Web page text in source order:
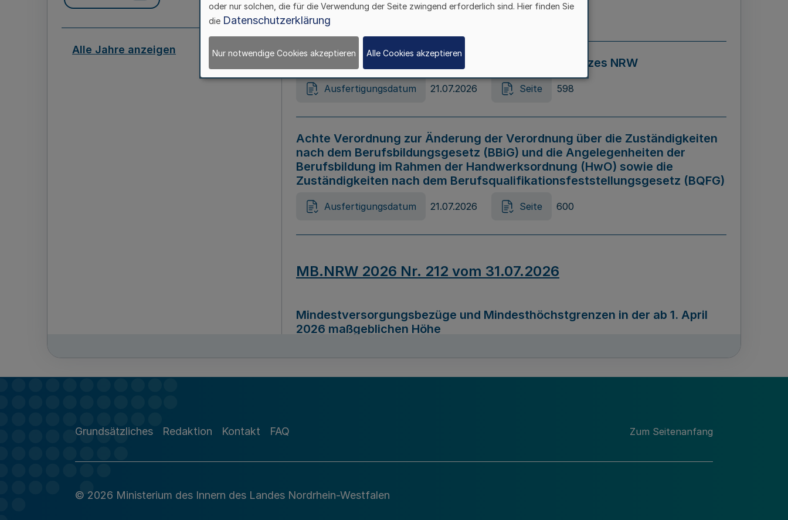
Alle Jahre anzeigen
Ausfertigungsdatum 21.07.2026 Seite 595
Gesetz zur Änderung des Online-Casinospiel Gesetzes NRW
Ausfertigungsdatum 21.07.2026 Seite 598
Achte Verordnung zur Änderung der Verordnung über die Zuständigkeiten
nach dem Berufsbildungsgesetz (BBiG) und die Angelegenheiten der
Berufsbildung im Rahmen der Handwerksordnung (HwO) sowie die
Zuständigkeiten nach dem Berufsqualifikationsfeststellungsgesetz (BQFG)
Ausfertigungsdatum 21.07.2026 Seite 600
MB.NRW 2026 Nr. 212 vom 31.07.2026
Mindestversorgungsbezüge und Mindesthöchstgrenzen in der ab 1. April
2026 maßgeblichen Höhe
Richtlinie zur Durchführung des Förderprogramms „Mittelstand Innovativ &
Grundsätzliches Redaktion Kontakt FAQ Zum Seitenanfang
© 2026 Ministerium des Innern des Landes Nordrhein-Westfalen
oder nur solchen, die für die Verwendung der Seite zwingend erforderlich sind. Hier finden Sie
die Datenschutzerklärung
Nur notwendige Cookies akzeptieren Alle Cookies akzeptieren